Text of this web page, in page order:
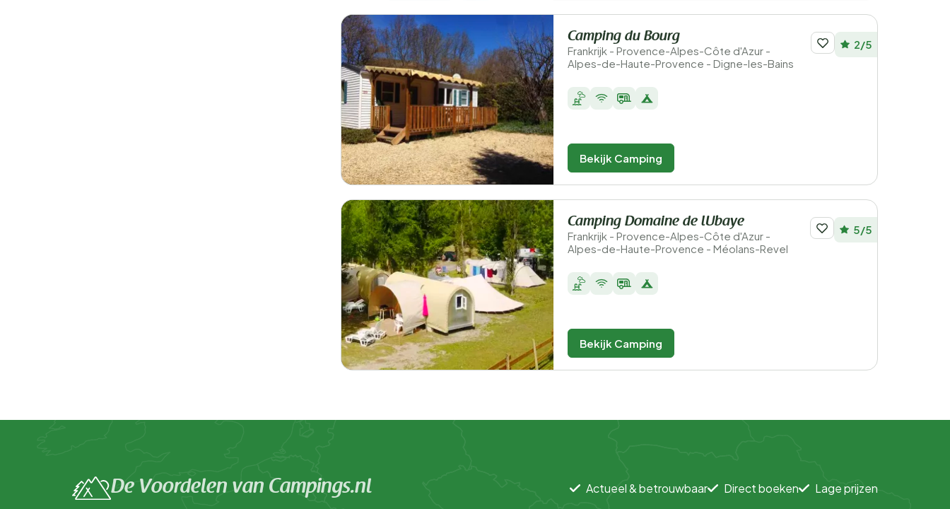
Camping du Bourg
Frankrijk - Provence-Alpes-Côte d'Azur -
Alpes-de-Haute-Provence - Digne-les-Bains
2/5
Bekijk Camping
Camping Domaine de lUbaye
Frankrijk - Provence-Alpes-Côte d'Azur -
Alpes-de-Haute-Provence - Méolans-Revel
5/5
Bekijk Camping
De Voordelen van Campings.nl Actueel & betrouwbaar Direct boeken Lage prijzen